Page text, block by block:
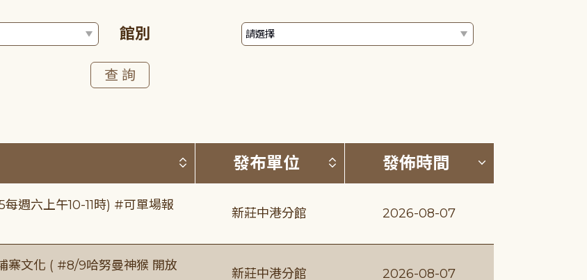
館別
按標題排序 (升降冪)
發布單位 按發布單位排序 (升降冪)
發佈時間 按發佈時間
每週六上午10-11時) #可單場報
新莊中港分館 2026-08-07
寨文化 ( #8/9哈努曼神猴 開放
新莊中港分館 2026-08-07